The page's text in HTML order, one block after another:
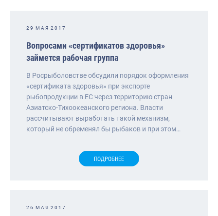
29 МАЯ 2017
Вопросами «сертификатов здоровья»
займется рабочая группа
В Росрыболовстве обсудили порядок оформления
«сертификата здоровья» при экспорте
рыбопродукции в ЕС через территорию стран
Азиатско-Тихоокеанского региона. Власти
рассчитывают выработать такой механизм,
который не обременял бы рыбаков и при этом…
ПОДРОБНЕЕ
26 МАЯ 2017